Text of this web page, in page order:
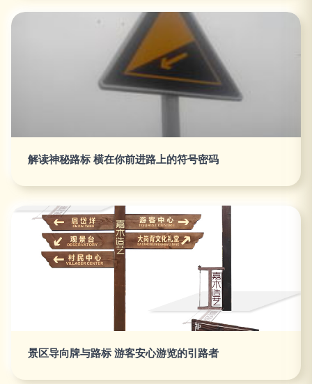
解读神秘路标 横在你前进路上的符号密码
景区导向牌与路标 游客安心游览的引路者